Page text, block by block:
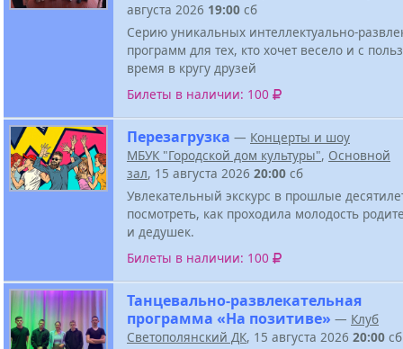
августа 2026 19:00 сб
Серию уникальных интеллектуально-
программ для тех, кто хочет весело и с
время в кругу друзей
Билеты в наличии: 100
Перезагрузка — Концерты и шоу
МБУК "Городской дом культуры", Основной
зал, 15 августа 2026 20:00 сб
Увлекательный экскурс в прошлые
посмотреть, как проходила молодость
и дедушек.
Билеты в наличии: 100
Танцевально-развлекательная
программа «На позитиве» — Клуб
Светополянский ДК, 15 августа 2026 20:00 сб